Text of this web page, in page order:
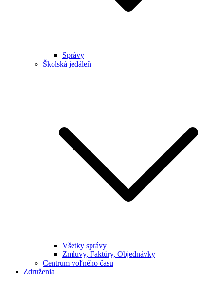
Správy
Školská jedáleň
Všetky správy
Zmluvy, Faktúry, Objednávky
Centrum voľného času
Združenia